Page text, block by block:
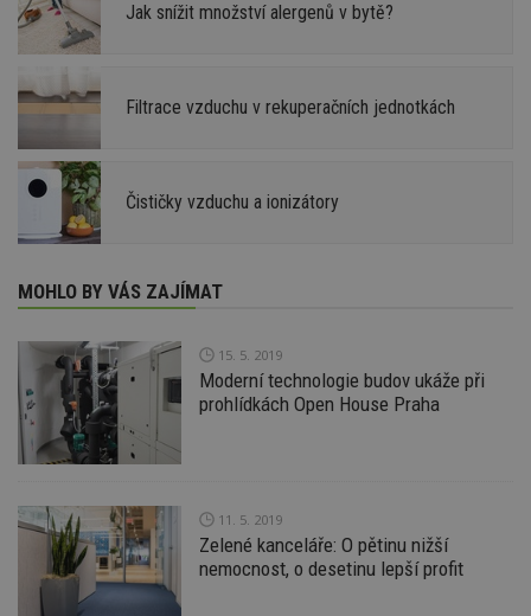
Jak snížit množství alergenů v bytě?
Filtrace vzduchu v rekuperačních jednotkách
Čističky vzduchu a ionizátory
MOHLO BY VÁS ZAJÍMAT
15. 5. 2019
Moderní technologie budov ukáže při
prohlídkách Open House Praha
11. 5. 2019
Zelené kanceláře: O pětinu nižší
nemocnost, o desetinu lepší profit